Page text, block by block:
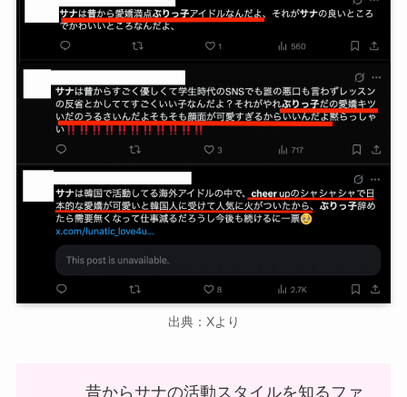
出典：Xより
昔からサナの活動スタイルを知るファ